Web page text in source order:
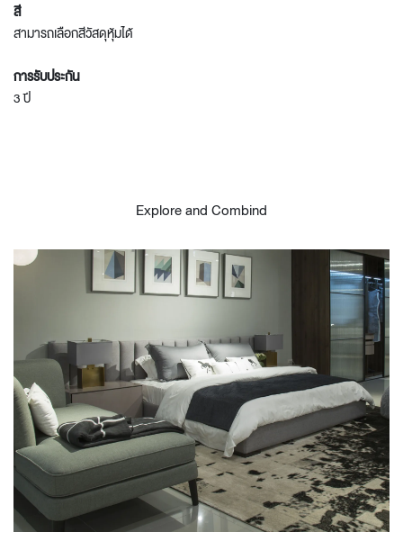
สี
สามารถเลือกสีวัสดุหุ้มได้
การรับประกัน
3 ปี
Explore and Combind